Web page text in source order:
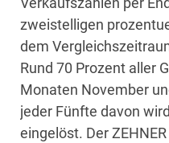
zweistelligen
dem
Rund 70 Prozent aller
Monaten November
jeder Fünfte davon
eingelöst. Der